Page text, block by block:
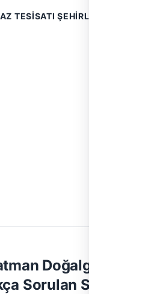
TESISATI ŞEHIRLERI
Doğalgaz
Sorulan Sorular